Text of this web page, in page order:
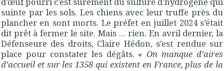
suinte par les sols. Les chiens avec leur truffe près du
plancher en sont morts. Le préfet en juillet 2024 s’était
dit prêt à fermer le site. Mais … rien. En avril dernier, la
Défenseure des droits, Claire Hédon, s’est rendue sur
place pour constater les dégâts. « On manque d’aires
d’accueil et sur les 1358 qui existent en France, plus de la